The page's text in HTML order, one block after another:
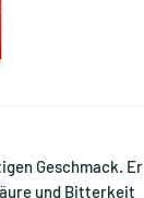
Geschmack. Er
und Bitterkeit